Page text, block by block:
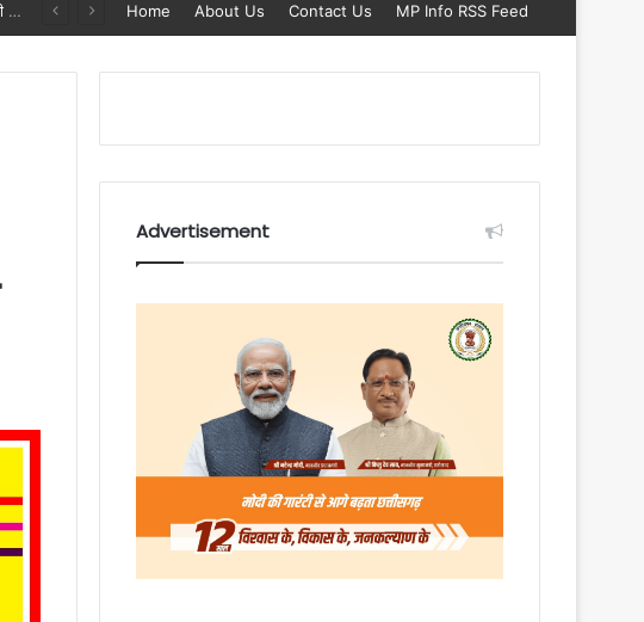
Home About Us Contact Us MP Info RSS Feed
Advertisement